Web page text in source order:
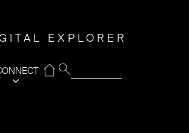
EXPLORER
⌂